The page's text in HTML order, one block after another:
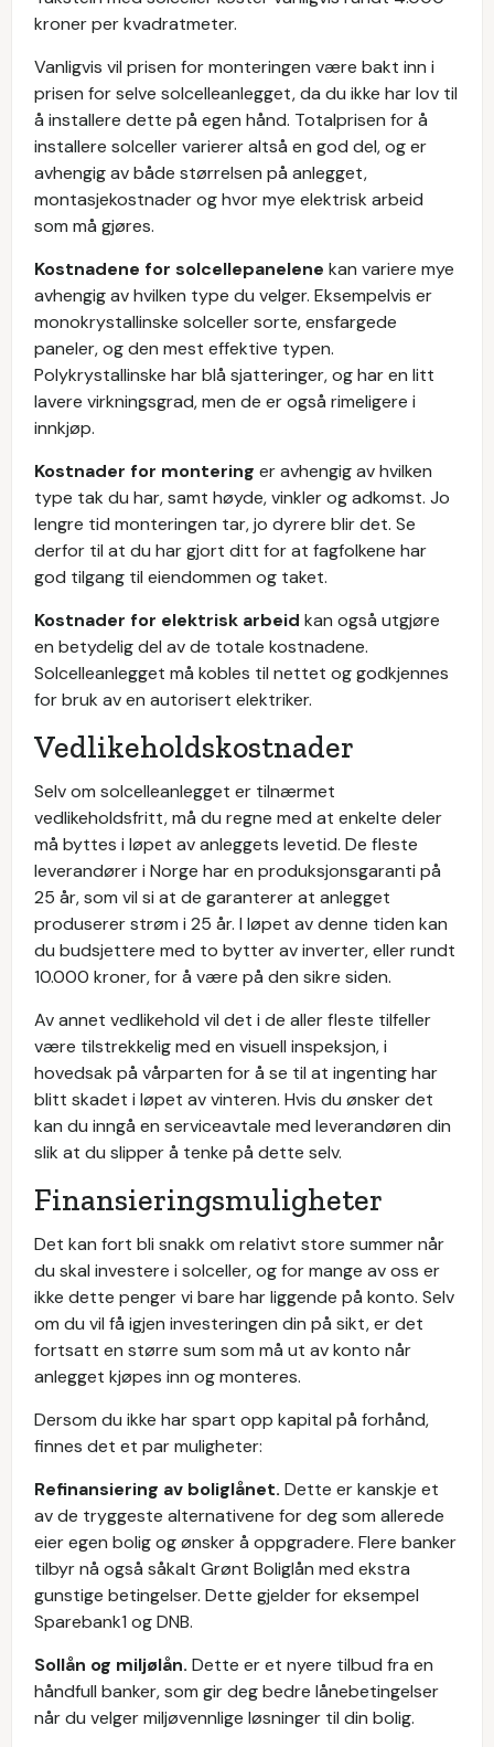
kroner per kvadratmeter.
Vanligvis vil prisen for monteringen være bakt inn i
prisen for selve solcelleanlegget, da du ikke har lov til
å installere dette på egen hånd. Totalprisen for å
installere solceller varierer altså en god del, og er
avhengig av både størrelsen på anlegget,
montasjekostnader og hvor mye elektrisk arbeid
som må gjøres.
Kostnadene for solcellepanelene kan variere mye
avhengig av hvilken type du velger. Eksempelvis er
monokrystallinske solceller sorte, ensfargede
paneler, og den mest effektive typen.
Polykrystallinske har blå sjatteringer, og har en litt
lavere virkningsgrad, men de er også rimeligere i
innkjøp.
Kostnader for montering er avhengig av hvilken
type tak du har, samt høyde, vinkler og adkomst. Jo
lengre tid monteringen tar, jo dyrere blir det. Se
derfor til at du har gjort ditt for at fagfolkene har
god tilgang til eiendommen og taket.
Kostnader for elektrisk arbeid kan også utgjøre
en betydelig del av de totale kostnadene.
Solcelleanlegget må kobles til nettet og godkjennes
for bruk av en autorisert elektriker.
Vedlikeholdskostnader
Selv om solcelleanlegget er tilnærmet
vedlikeholdsfritt, må du regne med at enkelte deler
må byttes i løpet av anleggets levetid. De fleste
leverandører i Norge har en produksjonsgaranti på
25 år, som vil si at de garanterer at anlegget
produserer strøm i 25 år. I løpet av denne tiden kan
du budsjettere med to bytter av inverter, eller rundt
10.000 kroner, for å være på den sikre siden.
Av annet vedlikehold vil det i de aller fleste tilfeller
være tilstrekkelig med en visuell inspeksjon, i
hovedsak på vårparten for å se til at ingenting har
blitt skadet i løpet av vinteren. Hvis du ønsker det
kan du inngå en serviceavtale med leverandøren din
slik at du slipper å tenke på dette selv.
Finansieringsmuligheter
Det kan fort bli snakk om relativt store summer når
du skal investere i solceller, og for mange av oss er
ikke dette penger vi bare har liggende på konto. Selv
om du vil få igjen investeringen din på sikt, er det
fortsatt en større sum som må ut av konto når
anlegget kjøpes inn og monteres.
Dersom du ikke har spart opp kapital på forhånd,
finnes det et par muligheter:
Refinansiering av boliglånet. Dette er kanskje et
av de tryggeste alternativene for deg som allerede
eier egen bolig og ønsker å oppgradere. Flere banker
tilbyr nå også såkalt Grønt Boliglån med ekstra
gunstige betingelser. Dette gjelder for eksempel
Sparebank1 og DNB.
Sollån og miljølån. Dette er et nyere tilbud fra en
håndfull banker, som gir deg bedre lånebetingelser
når du velger miljøvennlige løsninger til din bolig.